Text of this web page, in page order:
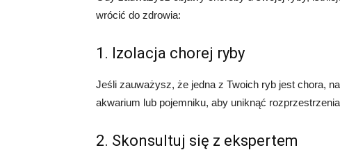
wrócić do zdrowia:
1. Izolacja chorej ryby
Jeśli zauważysz, że jedna z Twoich ryb jest chora,
akwarium lub pojemniku, aby uniknąć
2. Skonsultuj się z ekspertem